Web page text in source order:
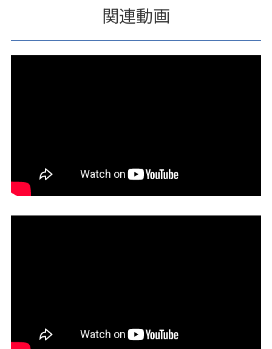
関連動画